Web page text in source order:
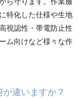
ス対策用品
長袖
特化した仕様や生地
視認性・帯電防止性
ム向けなど様々な作
違いますか？